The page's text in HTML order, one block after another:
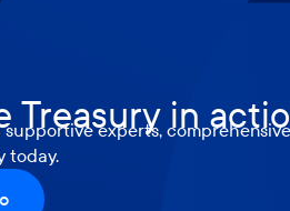
Treasury in
experts,
today.